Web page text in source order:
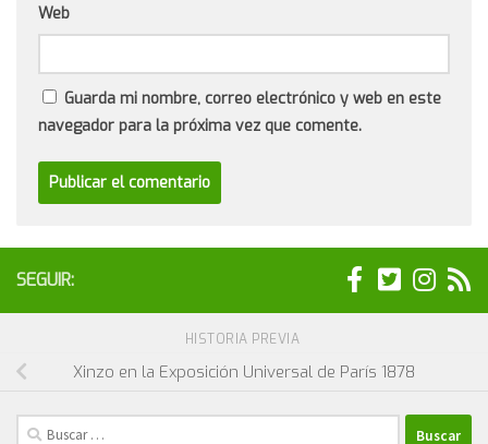
Web
Guarda mi nombre, correo electrónico y web en este
navegador para la próxima vez que comente.
SEGUIR:
HISTORIA PREVIA
Xinzo en la Exposición Universal de París 1878
Buscar: